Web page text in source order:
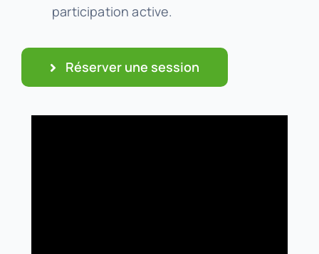
participation active.
Réserver une session